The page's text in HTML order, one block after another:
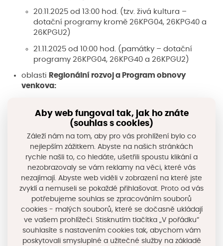
20.11.2025 od 13:00 hod. (tzv. živá kultura –
dotační programy kromě 26KPG04, 26KPG40 a
26KPGU2)
21.11.2025 od 10:00 hod. (památky – dotační
programy 26KPG04, 26KPG40 a 26KPGU2)
oblasti Regionální rozvoj a Program obnovy
venkova:
oblast Životní prostředí a zemědělství:
27.11.2025 od 13:00 hod.
oblastiSport a tělovýchova a Volnočasové
aktivity:
01.12.2025 od 14:30 hod.
oblast Cestovní ruch:
15.12.2025 od 14:00 hod.
Délka trvání seminářů bude cca 1,5 hod. Ze seminářů
bude pořízen záznam a následně zveřejněn na
Aby web fungoval tak, jak ho znáte
(souhlas s cookies)
Záleží nám na tom, aby pro vás prohlížení bylo co
nejlepším zážitkem. Abyste na našich stránkách
rychle našli to, co hledáte, ušetřili spoustu klikání a
nezobrazovaly se vám reklamy na věci, které vás
nezajímají. Abyste web viděli v zobrazení na které jste
zvyklí a nemuseli se pokaždé přihlašovat. Proto od vás
potřebujeme souhlas se zpracováním souborů
cookies - malých souborů, které se dočasně ukládají
ve vašem prohlížeči. Stisknutím tlačítka „V pořádku“
souhlasíte s nastavením cookies tak, abychom vám
poskytovali smysluplné a užitečné služby na základě